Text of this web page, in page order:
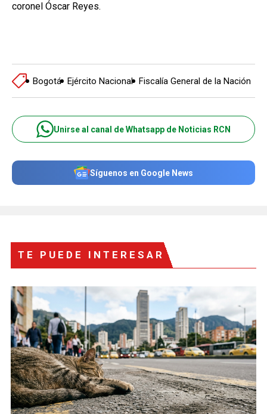
coronel Óscar Reyes.
Bogotá Ejército Nacional Fiscalía General de la Nación
Unirse al canal de Whatsapp de Noticias RCN
Síguenos en Google News
TE PUEDE INTERESAR